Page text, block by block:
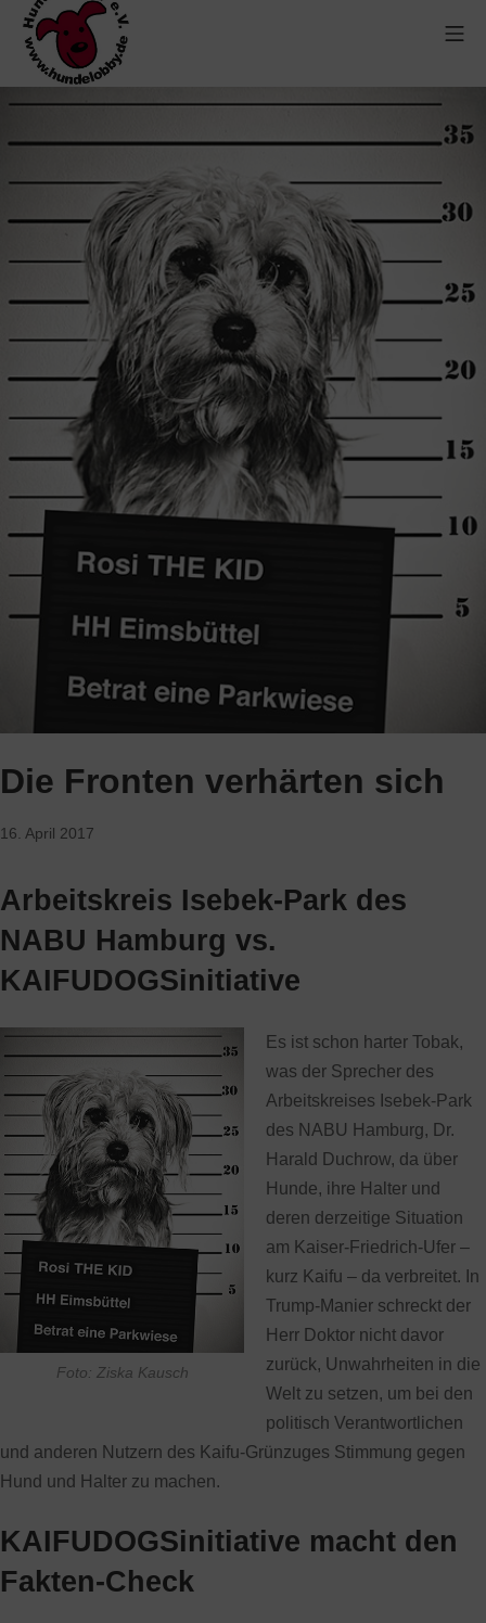
Die Fronten verhärten sich
16. April 2017
Arbeitskreis Isebek-Park des
NABU Hamburg vs.
KAIFUDOGSinitiative
Foto: Ziska Kausch
Es ist schon harter Tobak,
was der Sprecher des
Arbeitskreises Isebek-Park
des NABU Hamburg, Dr.
Harald Duchrow, da über
Hunde, ihre Halter und
deren derzeitige Situation
am Kaiser-Friedrich-Ufer –
kurz Kaifu – da verbreitet. In
Trump-Manier schreckt der
Herr Doktor nicht davor
zurück, Unwahrheiten in die
Welt zu setzen, um bei den
politisch Verantwortlichen
und anderen Nutzern des Kaifu-Grünzuges Stimmung gegen
Hund und Halter zu machen.
KAIFUDOGSinitiative macht den
Fakten-Check